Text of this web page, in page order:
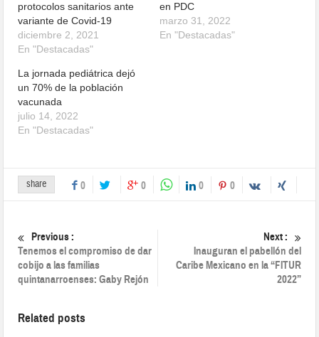
protocolos sanitarios ante
variante de Covid-19
diciembre 2, 2021
En "Destacadas"
en PDC
marzo 31, 2022
En "Destacadas"
La jornada pediátrica dejó
un 70% de la población
vacunada
julio 14, 2022
En "Destacadas"
share 0 0 0 0
Previous :
Tenemos el compromiso de dar
cobijo a las familias
quintanarroenses: Gaby Rejón
Next :
Inauguran el pabellón del
Caribe Mexicano en la “FITUR
2022”
Related posts